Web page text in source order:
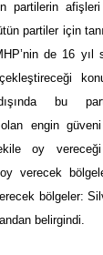
partilerin
partiler için
de 16 yıl
bu
olan engin
oy vereceği
verecek
bölgeler:
belirgindi.